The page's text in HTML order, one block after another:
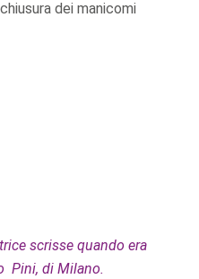
dei manicomi
scrisse quando era
Pini, di Milano.